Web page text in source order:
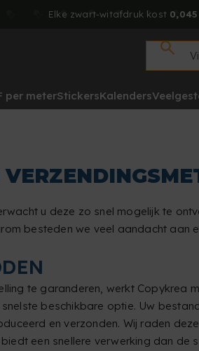
Elke zwart-witafdruk kost 0,045
per meterStickersKalenders
u deze zo snel mogelijk te
besteden we veel aandacht
te garanderen, werkt
snelste beschikbare optie. Uw
en verzonden. Wij raden
een snellere verwerking dan de